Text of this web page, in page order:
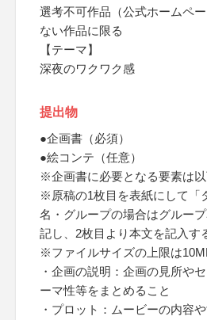
選考不可作品（公式ホームペ
ない作品に限る
【テーマ】
深夜のワクワク感
提出物
●企画書（必須）
●絵コンテ（任意）
※企画書に必要となる要素は
※原稿の1枚目を表紙にして「
名・グループの場合はグルー
記し、2枚目より本文を記入す
※ファイルサイズの上限は
・企画の説明：企画の見所や
ーマ性等をまとめること
・プロット：ムービーの内容